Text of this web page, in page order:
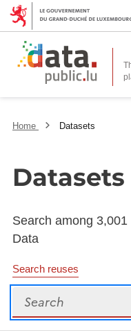
Home Datasets
Datasets
Search among
Data
Search reuses
Search